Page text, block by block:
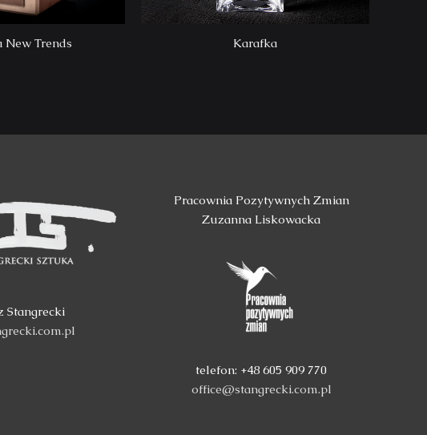
New Trends Karafka
Stangrecki
Pracownia Pozytywnych Zmian
Zuzanna Liskowacka
telefon: +48 605 909 770
office@stangrecki.com.pl